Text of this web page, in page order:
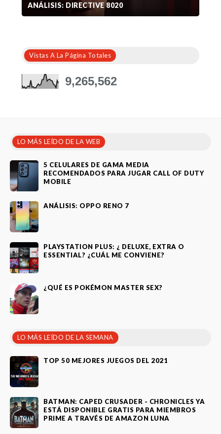
ANÁLISIS: DIRECTIVE 8020
Vistas A La Página Totales
9,265,562
LO MÁS LEÍDO DE LA WEB
5 CELULARES DE GAMA MEDIA
RECOMENDADOS PARA JUGAR CALL OF DUTY
MOBILE
ANÁLISIS: OPPO RENO 7
PLAYSTATION PLUS: ¿ DELUXE, EXTRA O
ESSENTIAL? ¿CUÁL ME CONVIENE?
¿QUÉ ES POKÉMON MASTER SEX?
LO MÁS LEÍDO DE LA SEMANA
TOP 50 MEJORES JUEGOS DEL 2021
BATMAN: CAPED CRUSADER - CHRONICLES YA
ESTÁ DISPONIBLE GRATIS PARA MIEMBROS
PRIME A TRAVÉS DE AMAZON LUNA